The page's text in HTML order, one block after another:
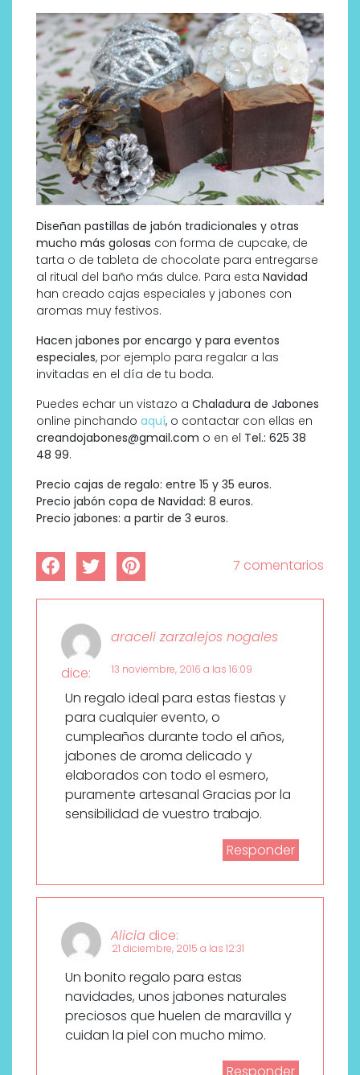
Diseñan pastillas de jabón tradicionales y otras
mucho más golosas con forma de cupcake, de
tarta o de tableta de chocolate para entregarse
al ritual del baño más dulce. Para esta Navidad
han creado cajas especiales y jabones con
aromas muy festivos.
Hacen jabones por encargo y para eventos
especiales, por ejemplo para regalar a las
invitadas en el día de tu boda.
Puedes echar un vistazo a Chaladura de Jabones
online pinchando aquí, o contactar con ellas en
creandojabones@gmail.com o en el Tel.: 625 38
48 99.
Precio cajas de regalo: entre 15 y 35 euros.
Precio jabón copa de Navidad: 8 euros.
Precio jabones: a partir de 3 euros.
7 comentarios
araceli zarzalejos nogales
dice:
13 noviembre, 2016 a las 16:09
Un regalo ideal para estas fiestas y
para cualquier evento, o
cumpleaños durante todo el años,
jabones de aroma delicado y
elaborados con todo el esmero,
puramente artesanal Gracias por la
sensibilidad de vuestro trabajo.
Responder
Alicia dice:
21 diciembre, 2015 a las 12:31
Un bonito regalo para estas
navidades, unos jabones naturales
preciosos que huelen de maravilla y
cuidan la piel con mucho mimo.
Responder